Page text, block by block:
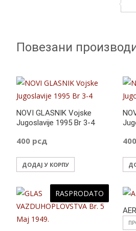
ort
p
i
e
e
e
e
Повезани
NOVI GLASNIK Vojske
Jugoslavije 1995 Br 3-4
400 рсд
ДОДАЈ У КОРПУ
400
RASPRODATO